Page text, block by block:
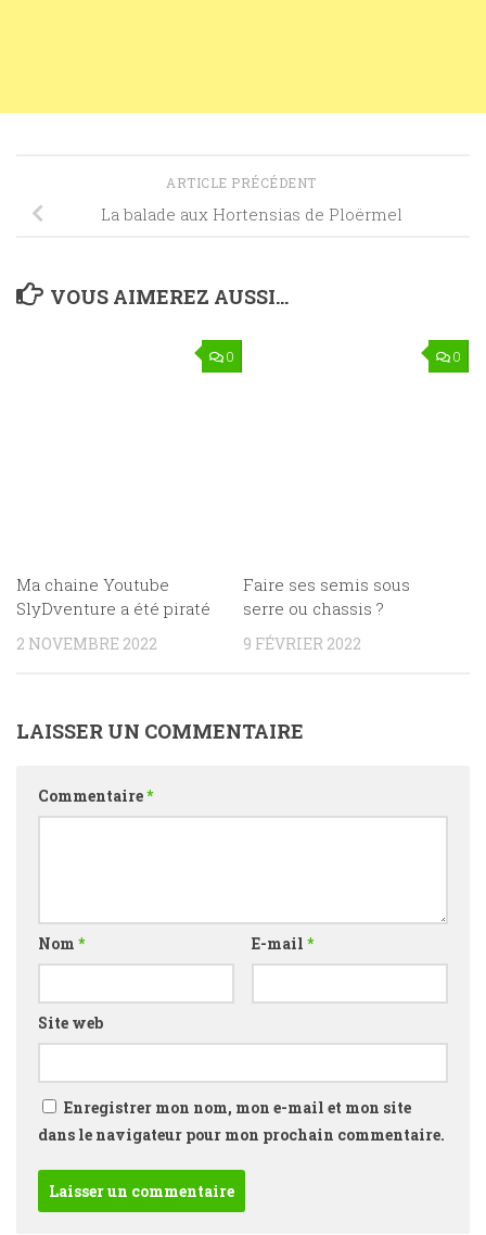
ARTICLE PRÉCÉDENT
La balade aux Hortensias de Ploërmel
VOUS AIMEREZ AUSSI...
0
Ma chaine Youtube
SlyDventure a été piraté
2 NOVEMBRE 2022
0
Faire ses semis sous
serre ou chassis ?
9 FÉVRIER 2022
LAISSER UN COMMENTAIRE
Commentaire*
Nom * E-mail *
Site web
Enregistrer mon nom, mon e-mail et mon site
dans le navigateur pour mon prochain commentaire.